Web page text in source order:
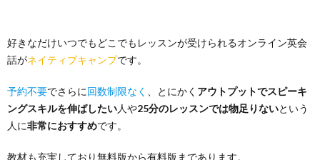
好きなだけいつでもどこでもレッスンが受けられるオンライン英会
話がネイティブキャンプです。
予約不要でさらに回数制限なく 、とにかく アウトプットでスピーキ
ングスキルを伸ばしたい人や25分のレッスンでは物足りないという
人に非常におすすめです。
教材も充実しており無料版から有料版まであります。